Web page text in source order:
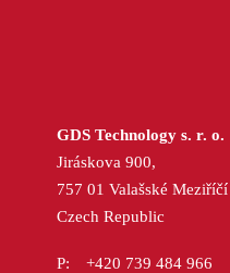
GDS Technology s. r. o.
Jiráskova 900,
757 01 Valašské Meziříčí
Czech Republic
+420 739 484 966